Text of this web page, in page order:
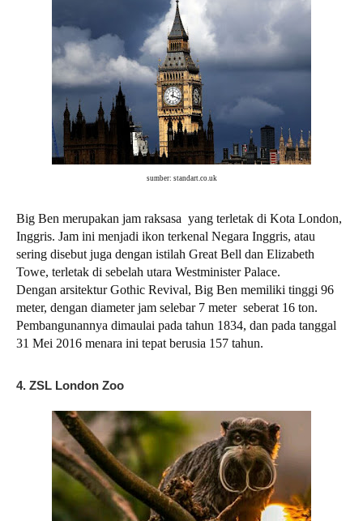
sumber: standart.co.uk
Big Ben merupakan jam raksasa yang terletak di Kota London,
Inggris. Jam ini menjadi ikon terkenal Negara Inggris, atau
sering disebut juga dengan istilah Great Bell dan Elizabeth
Towe, terletak di sebelah utara Westminister Palace.
Dengan arsitektur Gothic Revival, Big Ben memiliki tinggi 96
meter, dengan diameter jam selebar 7 meter seberat 16 ton.
Pembangunannya dimaulai pada tahun 1834, dan pada tanggal
31 Mei 2016 menara ini tepat berusia 157 tahun.
4. ZSL London Zoo